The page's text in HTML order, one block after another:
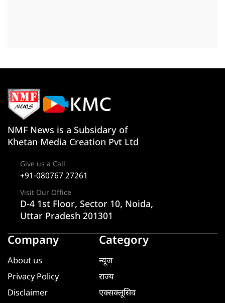
NMF News is a Subsidary of
Khetan Media Creation Pvt Ltd
Give us a Call
+91-080767 27261
Visit Our Office
D-4 1st Floor, Sector 10, Noida,
Uttar Pradesh 201301
Company
About us
Privacy Policy
Disclaimer
Category
न्यूज
राज्य
एक्सक्लूसिव